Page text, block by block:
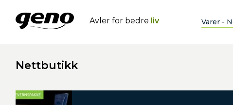
Avler for bedre liv Varer -
Nettbutikk